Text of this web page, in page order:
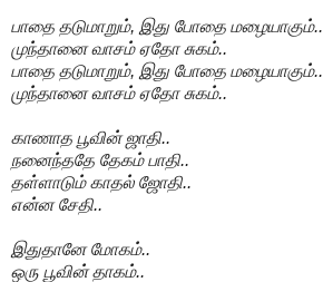
பாதை தடுமாறும், இது போதை மழையாகும்..
முந்தானை வாசம் ஏதோ சுகம்..
பாதை தடுமாறும், இது போதை மழையாகும்..
முந்தானை வாசம் ஏதோ சுகம்..
காணாத பூவின் ஜாதி..
நனைந்ததே தேகம் பாதி..
தள்ளாடும் காதல் ஜோதி..
என்ன சேதி..
இதுதானே மோகம்..
ஒரு பூவின் தாகம்..